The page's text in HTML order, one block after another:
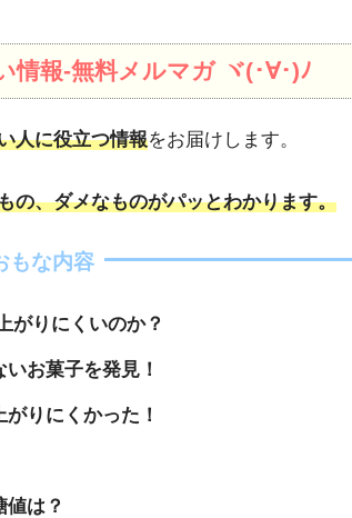
情報-無料メルマガ ヾ(･∀･)ﾉ
人に役立つ情報をお届けします。
の、ダメなものがパッとわかります。
もな内容
がりにくいのか？
お菓子を発見！
りにくかった！
は？